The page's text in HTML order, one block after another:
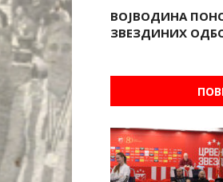
ВОЈВОДИНА
ЗВЕЗДИНИХ